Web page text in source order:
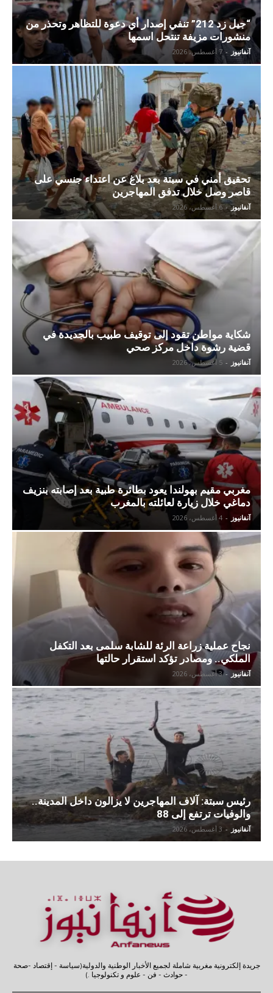
“جيل زد 212” تنفي إصدار أي دعوة للتظاهر وتحذر من
منشورات مزيفة تنتحل اسمها
آنفانيوز - 7 أغسطس، 2026
تحقيق أمني في سبتة بعد بلاغ عن اعتداء جنسي على
قاصر وصل خلال تدفق المهاجرين
آنفانيوز - 6 أغسطس، 2026
شكاية مواطن تقود إلى توقيف طبيب بالجديدة في
قضية رشوة داخل مركز صحي
آنفانيوز - 5 أغسطس، 2026
مغربي مقيم بهولندا يعود بطائرة طبية بعد إصابته بنزيف
دماغي خلال زيارة لعائلته بالمغرب
آنفانيوز - 4 أغسطس، 2026
نجاح عملية زراعة الرئة للشابة سلمى بعد التكفل
الملكي.. ومصادر تؤكد استقرار حالتها
آنفانيوز - 3 أغسطس، 2026
رئيس سبتة: آلاف المهاجرين لا يزالون داخل المدينة..
والوفيات ترتفع إلى 88
آنفانيوز - 3 أغسطس، 2026
جريدة إلكترونية مغربية شاملة لجميع الأخبار الوطنية والدولية(سياسة - إقتصاد -صحة
- حوادث - فن - علوم و تكنولوجيا .)